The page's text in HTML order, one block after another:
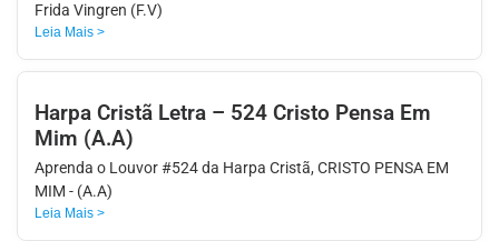
Frida Vingren (F.V)
Leia Mais >
Harpa Cristã Letra – 524 Cristo Pensa Em
Mim (A.A)
Aprenda o Louvor #524 da Harpa Cristã, CRISTO PENSA EM
MIM - (A.A)
Leia Mais >